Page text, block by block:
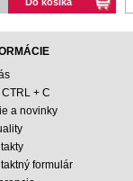
+ C
a novinky
formulár